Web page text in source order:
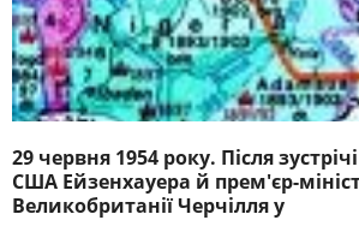
29 червня 1954 року. Після
США Ейзенхауера й прем'єр-
Великобританії Черчілля у